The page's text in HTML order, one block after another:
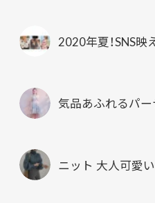
2020年夏！SNS映
気品あふれるパ
ニット 大人可愛い